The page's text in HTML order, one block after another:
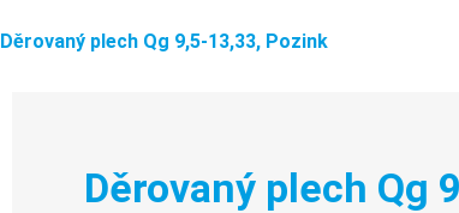
Děrovaný plech Qg 9,5-13,33, Pozink
Děrovaný plech Qg